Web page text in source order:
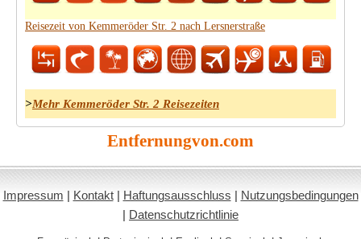
Reisezeit von Kemmeröder Str. 2 nach Lersnerstraße
>Mehr Kemmeröder Str. 2 Reisezeiten
Entfernungvon.com
Impressum | Kontakt| Haftungsausschluss | Nutzungsbedingungen
| Datenschutzrichtlinie